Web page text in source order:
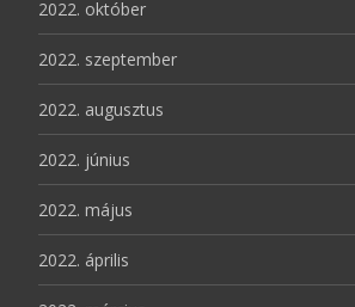
2022. október
2022. szeptember
2022. augusztus
2022. június
2022. május
2022. április